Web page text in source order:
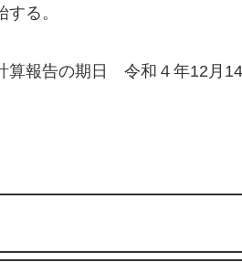
る。
報告の期日 令和４年12月